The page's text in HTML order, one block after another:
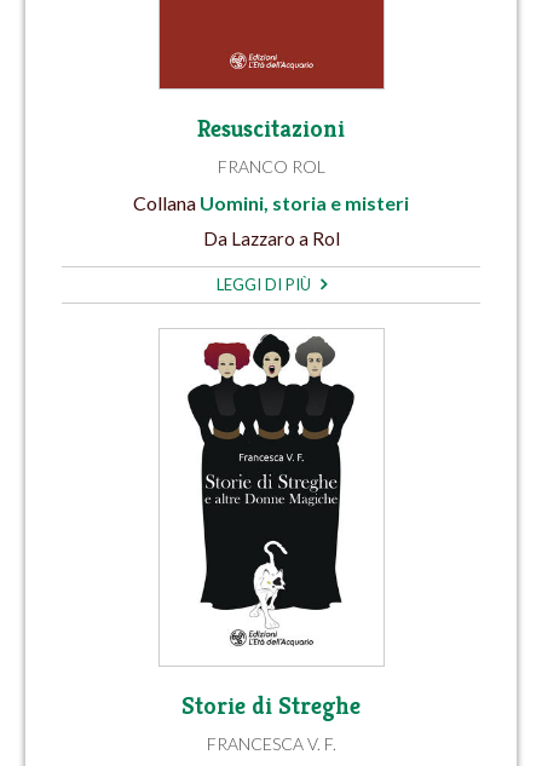
Resuscitazioni
FRANCO ROL
Collana Uomini, storia e misteri
Da Lazzaro a Rol
LEGGI DI PIÙ
Storie di Streghe
FRANCESCA V. F.